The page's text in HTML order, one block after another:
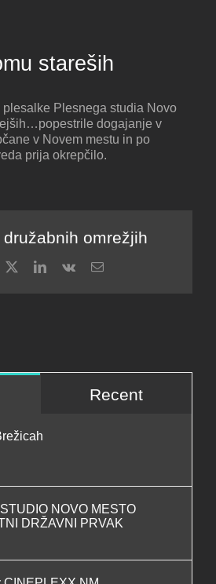
stareših
plesalke Plesnega studia Novo
dogajanje v
v Novem mestu in po
prija okrepčilo.
omrežjih
X LinkedIn
Vk Email
Recent
NOVO MESTO
DRŽAVNI PRVAK